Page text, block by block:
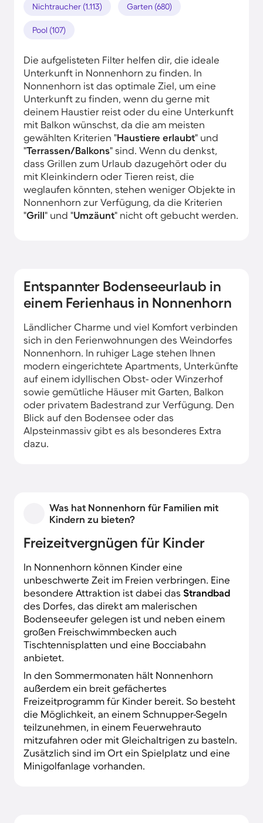
Nichtraucher (1.113) Garten (680)
Pool (107)
Die aufgelisteten Filter helfen dir, die ideale
Unterkunft in Nonnenhorn zu finden. In
Nonnenhorn ist das optimale Ziel, um eine
Unterkunft zu finden, wenn du gerne mit
deinem Haustier reist oder du eine Unterkunft
mit Balkon wünschst, da die am meisten
gewählten Kriterien "Haustiere erlaubt" und
"Terrassen/Balkons" sind. Wenn du denkst,
dass Grillen zum Urlaub dazugehört oder du
mit Kleinkindern oder Tieren reist, die
weglaufen könnten, stehen weniger Objekte in
Nonnenhorn zur Verfügung, da die Kriterien
"Grill" und "Umzäunt" nicht oft gebucht werden.
Entspannter Bodenseeurlaub in
einem Ferienhaus in Nonnenhorn
Ländlicher Charme und viel Komfort verbinden
sich in den Ferienwohnungen des Weindorfes
Nonnenhorn. In ruhiger Lage stehen Ihnen
modern eingerichtete Apartments, Unterkünfte
auf einem idyllischen Obst- oder Winzerhof
sowie gemütliche Häuser mit Garten, Balkon
oder privatem Badestrand zur Verfügung. Den
Blick auf den Bodensee oder das
Alpsteinmassiv gibt es als besonderes Extra
dazu.
Was hat Nonnenhorn für Familien mit
Kindern zu bieten?
Freizeitvergnügen für Kinder
In Nonnenhorn können Kinder eine
unbeschwerte Zeit im Freien verbringen. Eine
besondere Attraktion ist dabei das Strandbad
des Dorfes, das direkt am malerischen
Bodenseeufer gelegen ist und neben einem
großen Freischwimmbecken auch
Tischtennisplatten und eine Bocciabahn
anbietet.
In den Sommermonaten hält Nonnenhorn
außerdem ein breit gefächertes
Freizeitprogramm für Kinder bereit. So besteht
die Möglichkeit, an einem Schnupper-Segeln
teilzunehmen, in einem Feuerwehrauto
mitzufahren oder mit Gleichaltrigen zu basteln.
Zusätzlich sind im Ort ein Spielplatz und eine
Minigolfanlage vorhanden.